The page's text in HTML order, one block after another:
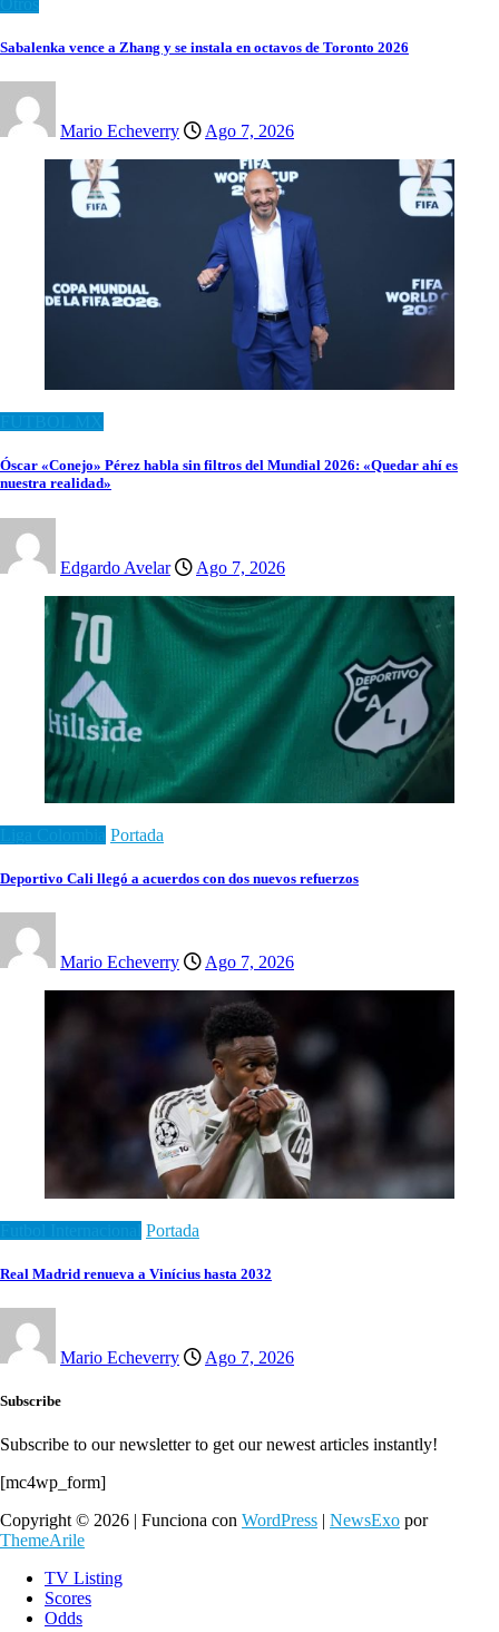
Sabalenka vence a Zhang y se instala en octavos de Toronto 2026
Mario Echeverry Ago 7, 2026
Óscar «Conejo» Pérez habla sin filtros del Mundial 2026: «Quedar ahí es
nuestra realidad»
Edgardo Avelar Ago 7, 2026
Portada
Deportivo Cali llegó a acuerdos con dos nuevos refuerzos
Mario Echeverry Ago 7, 2026
Portada
Real Madrid renueva a Vinícius hasta 2032
Mario Echeverry Ago 7, 2026
Subscribe
Subscribe to our newsletter to get our newest articles instantly!
[mc4wp_form]
Copyright © 2026 | Funciona con WordPress | NewsExo por
ThemeArile
TV Listing
Scores
Odds